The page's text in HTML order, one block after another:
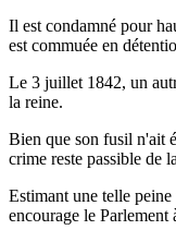
Il est condamné pour
est commuée en
Le 3 juillet 1842, un
la reine.
Bien que son fusil n'ait
crime reste passible de
Estimant une telle
encourage le